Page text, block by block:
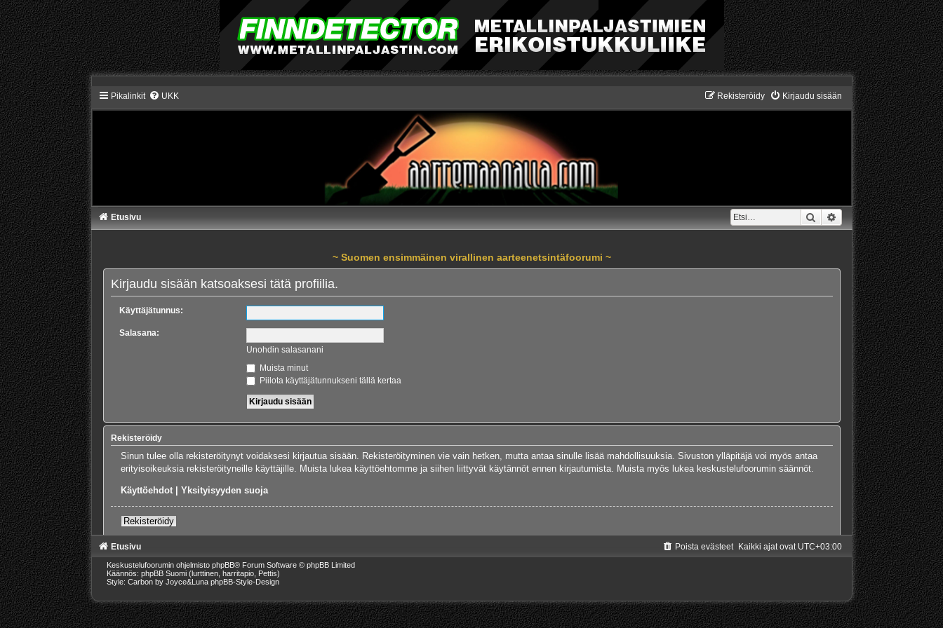
Pikalinkit UKK Kirjaudu sisään
Rekisteröidy
Etsi Tarkennettu haku
Etusivu
~ Suomen ensimmäinen virallinen aarteenetsintäfoorumi ~
Kirjaudu sisään katsoaksesi tätä profiilia.
Käyttäjätunnus:
Salasana:
Unohdin salasanani
Muista minut
Piilota käyttäjätunnukseni tällä kertaa
Rekisteröidy
Sinun tulee olla rekisteröitynyt voidaksesi kirjautua sisään. Rekisteröityminen vie vain hetken, mutta antaa sinulle lisää mahdollisuuksia. Sivuston ylläpitäjä voi myös antaa
erityisoikeuksia rekisteröityneille käyttäjille. Muista lukea käyttöehtomme ja siihen liittyvät käytännöt ennen kirjautumista. Muista myös lukea keskustelufoorumin säännöt.
Käyttöehdot |Yksityisyyden suoja
Rekisteröidy
Etusivu Kaikki ajat ovat UTC+03:00
Poista evästeet
Keskustelufoorumin ohjelmisto phpBB® Forum Software © phpBB Limited
Käännös: phpBB Suomi (lurttinen, harritapio, Pettis)
Style: Carbon by Joyce&Luna phpBB-Style-Design